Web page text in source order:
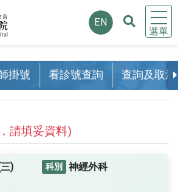
選單
EN
掛號 看診號查詢 查詢及取消
請填妥資料)
) 科別 神經外科